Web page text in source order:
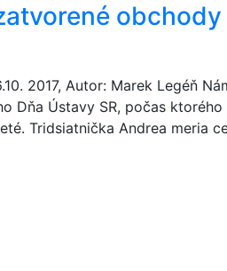
obchody
2017, Autor: Marek Legéň
Dňa Ústavy SR, počas
Tridsiatnička Andrea meria